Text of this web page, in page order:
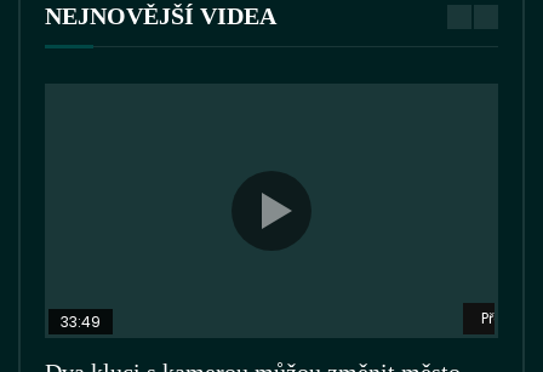
NEJNOVĚJŠÍ VIDEA
Přehrát
33:49